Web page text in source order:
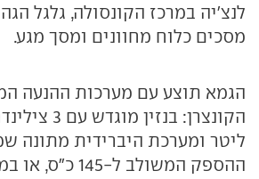
לנצ'יה במרכז הקונסולה, גלגל
מסכים כלוח מחוונים ומסך מגע.
הגמא תוצע עם מערכות ההנעה
ליטר ומערכת היברידית מתונה
ההספק המשולב ל-